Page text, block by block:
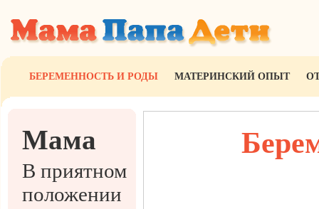
БЕРЕМЕННОСТЬ И РОДЫ МАТЕРИНСКИЙ ОПЫТ
Мама
В приятном
положении